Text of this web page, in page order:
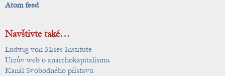
Atom feed
Navštivte také…
Ludwig von Mises Institute
Urzův web o anarchokapitalismu
Kanál Svobodného přístavu